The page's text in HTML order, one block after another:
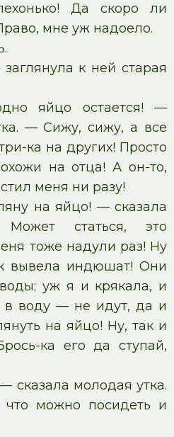
Да скоро ли
мне уж надоело.
к ней старая
яйцо остается! —
— Сижу, сижу, а все
ка на других! Просто
на отца! А он-то,
меня ни разу!
на яйцо! — сказала
статься, это
тоже надули раз! Ну
вывела индюшат! Они
воды; уж я и крякала, и
в воду — не идут, да и
на яйцо! Ну, так и
ка его да ступай,
молодая утка.
можно посидеть и